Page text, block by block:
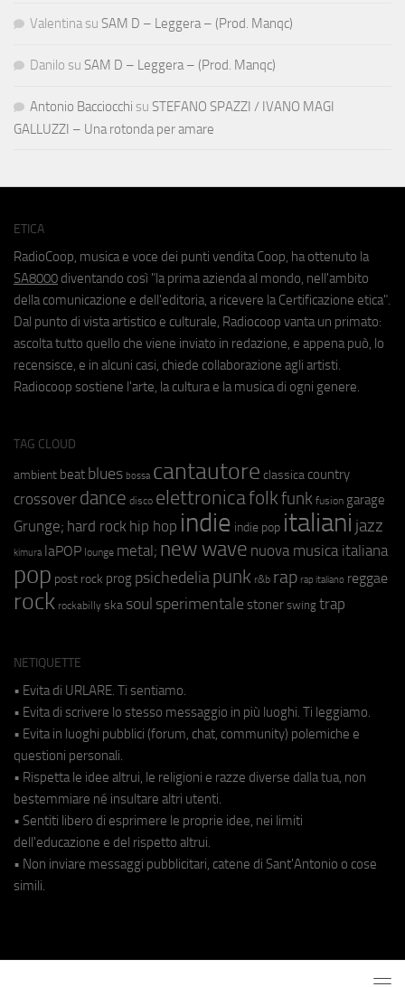
Valentina su SAM D – Leggera – (Prod. Manqc)
Danilo su SAM D – Leggera – (Prod. Manqc)
Antonio Bacciocchi su STEFANO SPAZZI / IVANO MAGI
GALLUZZI – Una rotonda per amare
ETICA
RadioCoop, musica e voce dei punti vendita Coop, ha ottenuto la
SA8000 diventando così "la prima azienda al mondo, nell'ambito
della comunicazione e dell'editoria, a ricevere la Certificazione etica".
Dal punto di vista artistico e culturale, Radiocoop vanta un primato:
ascolta tutto quello che viene inviato in redazione, e appena può, lo
recensisce, e in alcuni casi, chiede collaborazione agli artisti.
Radiocoop sostiene l'arte, la cultura e la musica di ogni genere.
TAG CLOUD
ambient beat blues bossa cantautore classica country
crossover dance disco elettronicafolkfunk fusion garage
Grunge; hard rock hip hop indie indie pop italiani jazz
kimura laPOP lounge metal; new wave nuova musica italiana
pop post rock prog psichedeliapunk r&b rap rap italiano reggae
rock rockabilly ska soul sperimentale stoner swing trap
NETIQUETTE
• Evita di URLARE. Ti sentiamo.
• Evita di scrivere lo stesso messaggio in più luoghi. Ti leggiamo.
• Evita in luoghi pubblici (forum, chat, community) polemiche e
questioni personali.
• Rispetta le idee altrui, le religioni e razze diverse dalla tua, non
bestemmiare né insultare altri utenti.
• Sentiti libero di esprimere le proprie idee, nei limiti
dell'educazione e del rispetto altrui.
• Non inviare messaggi pubblicitari, catene di Sant'Antonio o cose
simili.